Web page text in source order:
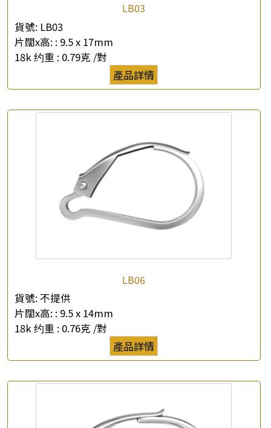
e-mail
*聯絡電話
LB03
貨號: LB03
片闊x高: : 9.5 x 17mm
18k 约重 : 0.79克 /對
產品詳情
LB06
貨號: 不提供
片闊x高: : 9.5 x 14mm
18k 约重 : 0.76克 /對
產品詳情